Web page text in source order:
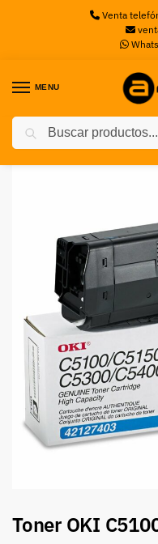
Venta
MENU
Inicio Toners Toner OKI
Toner OKI